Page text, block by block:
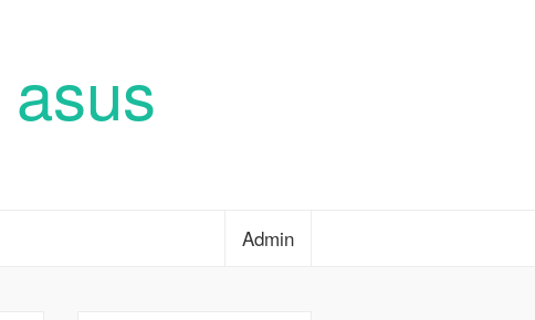
Admin